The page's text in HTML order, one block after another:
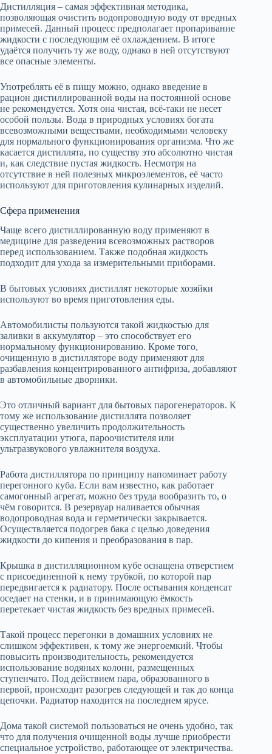
Дистилляция – самая эффективная методика,
позволяющая очистить водопроводную воду от вредных
примесей. Данный процесс предполагает пропаривание
жидкости с последующим её охлаждением. В итоге
удаётся получить ту же воду, однако в ней отсутствуют
все опасные элементы.
Употреблять её в пищу можно, однако введение в
рацион дистиллированной воды на постоянной основе
не рекомендуется. Хотя она чистая, всё-таки не несет
особой пользы. Вода в природных условиях богата
всевозможными веществами, необходимыми человеку
для нормального функционирования организма. Что же
касается дистиллята, по существу это абсолютно чистая
и, как следствие пустая жидкость. Несмотря на
отсутствие в ней полезных микроэлементов, её часто
используют для приготовления кулинарных изделий.
Сфера применения
Чаще всего дистиллированную воду применяют в
медицине для разведения всевозможных растворов
перед использованием. Также подобная жидкость
подходит для ухода за измерительными приборами.
В бытовых условиях дистиллят некоторые хозяйки
используют во время приготовления еды.
Автомобилисты пользуются такой жидкостью для
заливки в аккумулятор – это способствует его
нормальному функционированию. Кроме того,
очищенную в дистилляторе воду применяют для
разбавления концентрированного антифриза, добавляют
в автомобильные дворники.
Это отличный вариант для бытовых парогенераторов. К
тому же использование дистиллята позволяет
существенно увеличить продолжительность
эксплуатации утюга, пароочистителя или
ультразвукового увлажнителя воздуха.
Работа дистиллятора по принципу напоминает работу
перегонного куба. Если вам известно, как работает
самогонный агрегат, можно без труда вообразить то, о
чём говорится. В резервуар наливается обычная
водопроводная вода и герметически закрывается.
Осуществляется подогрев бака с целью доведения
жидкости до кипения и преобразования в пар.
Крышка в дистилляционном кубе оснащена отверстием
с присоединенной к нему трубкой, по которой пар
передвигается к радиатору. После остывания конденсат
оседает на стенки, и в принимающую ёмкость
перетекает чистая жидкость без вредных примесей.
Такой процесс перегонки в домашних условиях не
слишком эффективен, к тому же энергоемкий. Чтобы
повысить производительность, рекомендуется
использование водяных колонн, размещенных
ступенчато. Под действием пара, образованного в
первой, происходит разогрев следующей и так до конца
цепочки. Радиатор находится на последнем ярусе.
Дома такой системой пользоваться не очень удобно, так
что для получения очищенной воды лучше приобрести
специальное устройство, работающее от электричества.